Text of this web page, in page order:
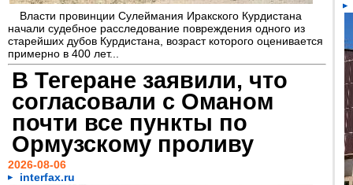
Власти провинции Сулеймания Иракского Курдистана
начали судебное расследование повреждения одного из
старейших дубов Курдистана, возраст которого оценивается
примерно в 400 лет...
В Тегеране заявили, что
согласовали с Оманом
почти все пункты по
Ормузскому проливу
2026-08-06
interfax.ru